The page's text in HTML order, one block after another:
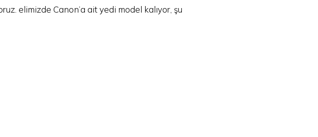
elimizde Canon’a ait yedi model kalıyor, şu